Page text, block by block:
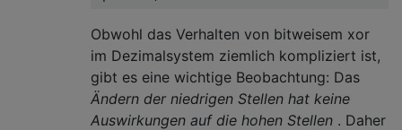
Obwohl das Verhalten von bitweisem xor
im Dezimalsystem ziemlich kompliziert ist,
gibt es eine wichtige Beobachtung: Das
Ändern der niedrigen Stellen hat keine
Auswirkungen auf die hohen Stellen . Daher